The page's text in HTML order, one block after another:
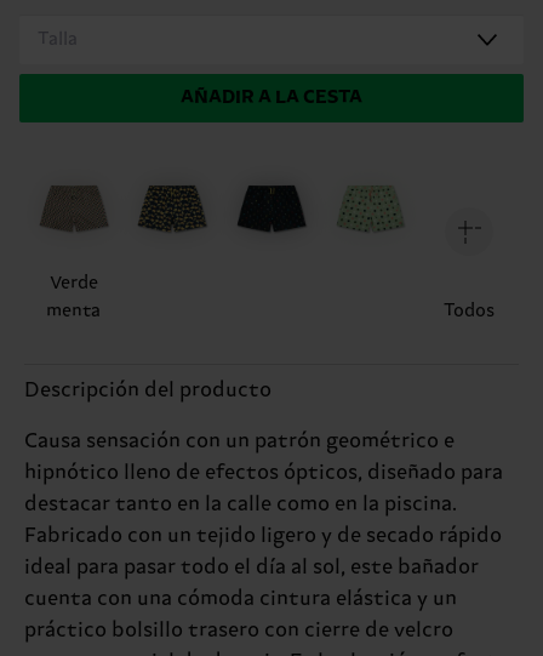
Talla
AÑADIR A LA CESTA
Verde
menta
Todos
Descripción del producto
Causa sensación con un patrón geométrico e
hipnótico lleno de efectos ópticos, diseñado para
destacar tanto en la calle como en la piscina.
Fabricado con un tejido ligero y de secado rápido
ideal para pasar todo el día al sol, este bañador
cuenta con una cómoda cintura elástica y un
práctico bolsillo trasero con cierre de velcro